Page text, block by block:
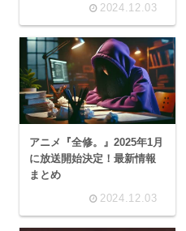
2024.12.03
アニメ『全修。』2025年1月
に放送開始決定！最新情報
まとめ
2024.12.03